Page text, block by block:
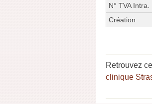
N° TVA Intra.
Création
Retrouvez
clinique